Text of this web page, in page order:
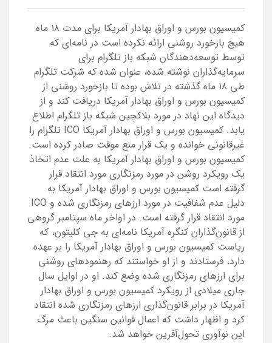
کمیسیون بورس و اوراق بهادار آمریکا برای مدت ۱۸ ماه
هیچ بازخورد روشنی ارائه نکرده است در نامه‌ای که
توسط توسعه‌دهندگان شبکه باز تلگرام برای
سرمایه‌گذاران نوشته شده، عنوان شده که شرکت تلگرام
طی ۱۸ ماه گذشته در تلاش بوده تا بازخورد روشنی از
کمیسیون بورس و اوراق بهادار آمریکا دریافت کند و از
دیدگاه این نهاد در مورد بلاکچین شبکه باز تلگرام اطلاع
یابد. کمیسیون بورس و اوراق بهادار آمریکا ICO تلگرام را
غیرقانونی خوانده و یک قرار منع موقت صادر کرده است.
کمیسیون بورس و اوراق بهادار آمریکا به علت عدم اتخاذ
یک رویکرد روشن در مورد رمزنگاری مورد انتقاد قرار
گرفته است کمیسیون بورس و اوراق بهادار آمریکا به
دلیل عدم شفافیت در مورد ارزهای رمزنگاری شده و ICO
مورد انتقاد قرار گرفته است. در اواخر ماه سپتامبر گروهی
از قانون‌گذاران کنگره آمریکا نامه‌ای به جی کلیتون، که
ریاست کمیسیون بورس و اوراق بهادار آمریکا را بر عهده
دارد، فرستادند و از او خواستند که رهنمودهای روشنی
برای ارزهای رمزنگاری شده وضع کند. او در اوایل سال
جاری میلادی از رویکرد کمیسیون بورس و اوراق بهادار
آمریکا در برابر قانون‌گذاری ارزهای رمزنگاری شده انتقاد
کرد و اظهار داشت که اعمال قوانین سنگین باعث مرگ
این نوآوری تحول‌آفرین خواهد شد.